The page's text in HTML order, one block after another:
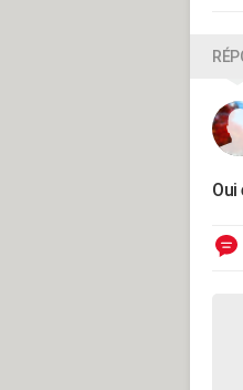
Oui